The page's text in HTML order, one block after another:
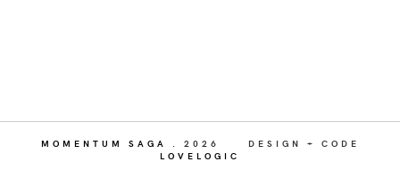
MOMENTUM SAGA . 2026
DESIGN + CODE
LOVELOGIC